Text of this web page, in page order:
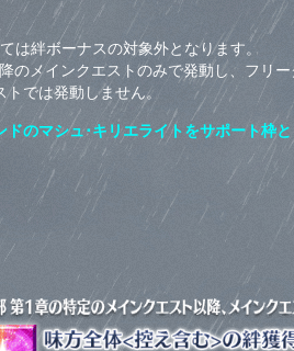
は絆ボーナスの対象外となります。
のメインクエストのみで発動し、フリ
では発動しません。
のマシュ･キリエライトをサポート枠